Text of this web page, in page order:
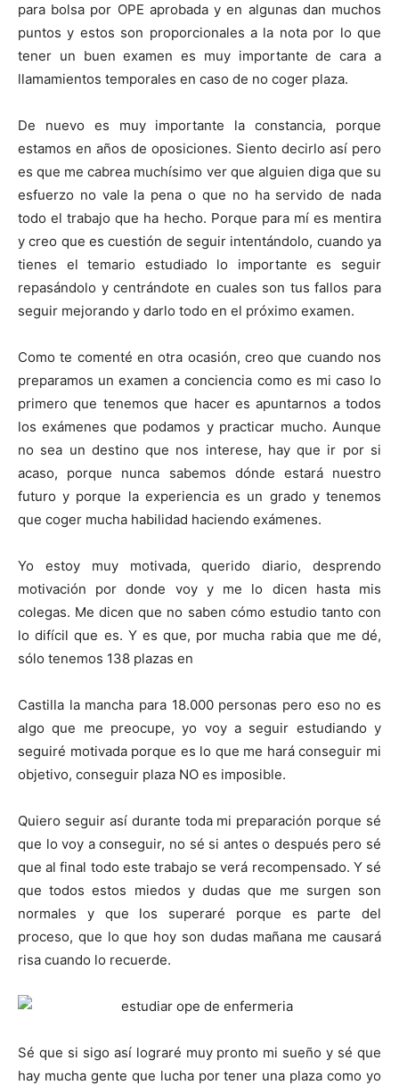
para bolsa por OPE aprobada y en algunas dan muchos
puntos y estos son proporcionales a la nota por lo que
tener un buen examen es muy importante de cara a
llamamientos temporales en caso de no coger plaza.
De nuevo es muy importante la constancia, porque
estamos en años de oposiciones. Siento decirlo así pero
es que me cabrea muchísimo ver que alguien diga que su
esfuerzo no vale la pena o que no ha servido de nada
todo el trabajo que ha hecho. Porque para mí es mentira
y creo que es cuestión de seguir intentándolo, cuando ya
tienes el temario estudiado lo importante es seguir
repasándolo y centrándote en cuales son tus fallos para
seguir mejorando y darlo todo en el próximo examen.
Como te comenté en otra ocasión, creo que cuando nos
preparamos un examen a conciencia como es mi caso lo
primero que tenemos que hacer es apuntarnos a todos
los exámenes que podamos y practicar mucho. Aunque
no sea un destino que nos interese, hay que ir por si
acaso, porque nunca sabemos dónde estará nuestro
futuro y porque la experiencia es un grado y tenemos
que coger mucha habilidad haciendo exámenes.
Yo estoy muy motivada, querido diario, desprendo
motivación por donde voy y me lo dicen hasta mis
colegas. Me dicen que no saben cómo estudio tanto con
lo difícil que es. Y es que, por mucha rabia que me dé,
sólo tenemos 138 plazas en
Castilla la mancha para 18.000 personas pero eso no es
algo que me preocupe, yo voy a seguir estudiando y
seguiré motivada porque es lo que me hará conseguir mi
objetivo, conseguir plaza NO es imposible.
Quiero seguir así durante toda mi preparación porque sé
que lo voy a conseguir, no sé si antes o después pero sé
que al final todo este trabajo se verá recompensado. Y sé
que todos estos miedos y dudas que me surgen son
normales y que los superaré porque es parte del
proceso, que lo que hoy son dudas mañana me causará
risa cuando lo recuerde.
Sé que si sigo así lograré muy pronto mi sueño y sé que
hay mucha gente que lucha por tener una plaza como yo